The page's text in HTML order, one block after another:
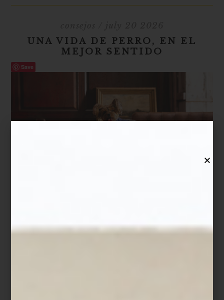
UNA VIDA DE PERRO, EN EL
MEJOR SENTIDO
Save
cambió la forma de elegir sus objetos: hoy buscamos piezas para